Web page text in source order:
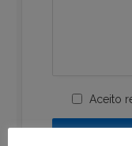
Aceito